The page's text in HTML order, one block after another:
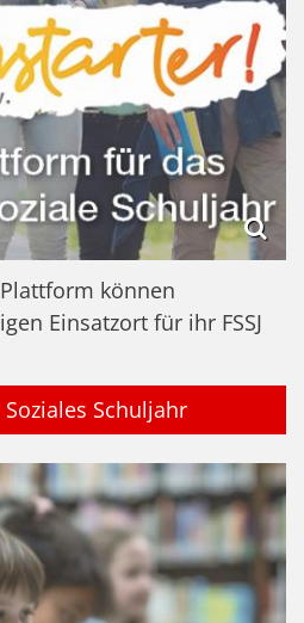
können
Einsatzort für ihr FSSJ
Schuljahr